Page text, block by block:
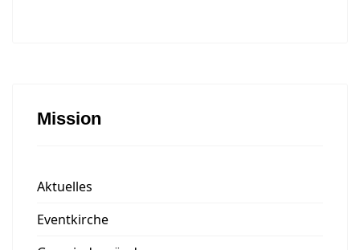
Mission
Aktuelles
Eventkirche